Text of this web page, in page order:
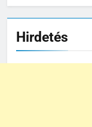
Hirdetés